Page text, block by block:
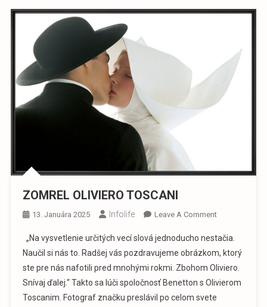
ZOMREL OLIVIERO TOSCANI
13. Januára 2025 Infolife Leave A CommentOn
OLIVIERO
TOSCANI
„Na vysvetlenie určitých vecí slová jednoducho nestačia.
Naučil si nás to. Radšej vás pozdravujeme obrázkom, ktorý
ste pre nás nafotili pred mnohými rokmi. Zbohom Oliviero.
Snívaj ďalej.“ Takto sa lúči spoločnosť Benetton s Olivierom
Toscanim. Fotograf značku preslávil po celom svete